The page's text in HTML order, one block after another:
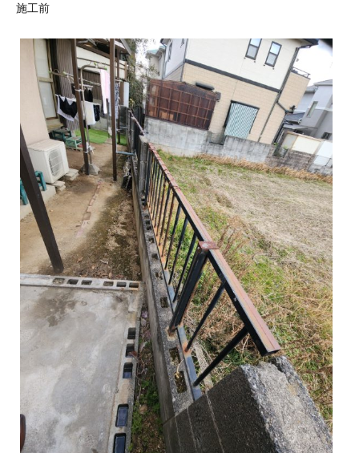
施工前